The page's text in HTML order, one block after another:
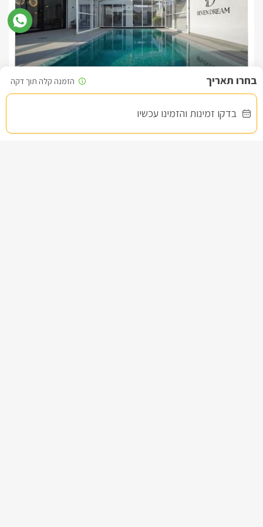
בדקו זמינות והזמינו עכשיו
בברכה, אושרת -055-4313236
וילה סבן דרים
החל מ- ₪5500